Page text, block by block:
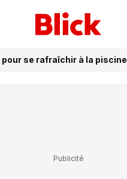
se rafraîchir à la piscine